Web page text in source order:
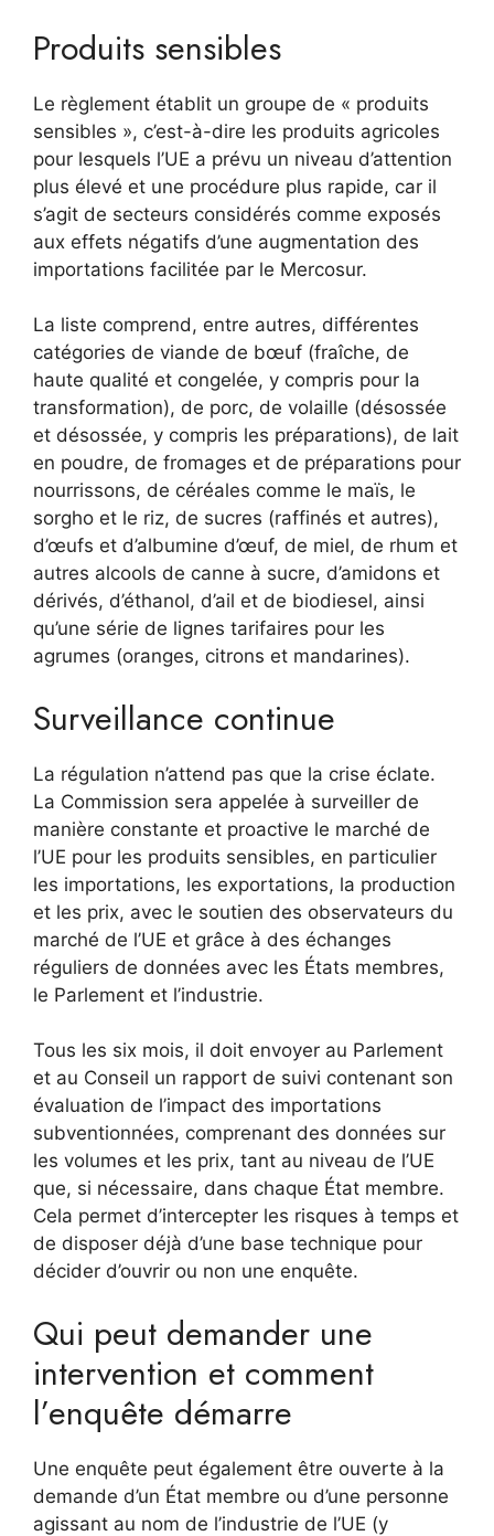
Produits sensibles
Le règlement établit un groupe de « produits
sensibles », c’est-à-dire les produits agricoles
pour lesquels l’UE a prévu un niveau d’attention
plus élevé et une procédure plus rapide, car il
s’agit de secteurs considérés comme exposés
aux effets négatifs d’une augmentation des
importations facilitée par le Mercosur.
La liste comprend, entre autres, différentes
catégories de viande de bœuf (fraîche, de
haute qualité et congelée, y compris pour la
transformation), de porc, de volaille (désossée
et désossée, y compris les préparations), de lait
en poudre, de fromages et de préparations pour
nourrissons, de céréales comme le maïs, le
sorgho et le riz, de sucres (raffinés et autres),
d’œufs et d’albumine d’œuf, de miel, de rhum et
autres alcools de canne à sucre, d’amidons et
dérivés, d’éthanol, d’ail et de biodiesel, ainsi
qu’une série de lignes tarifaires pour les
agrumes (oranges, citrons et mandarines).
Surveillance continue
La régulation n’attend pas que la crise éclate.
La Commission sera appelée à surveiller de
manière constante et proactive le marché de
l’UE pour les produits sensibles, en particulier
les importations, les exportations, la production
et les prix, avec le soutien des observateurs du
marché de l’UE et grâce à des échanges
réguliers de données avec les États membres,
le Parlement et l’industrie.
Tous les six mois, il doit envoyer au Parlement
et au Conseil un rapport de suivi contenant son
évaluation de l’impact des importations
subventionnées, comprenant des données sur
les volumes et les prix, tant au niveau de l’UE
que, si nécessaire, dans chaque État membre.
Cela permet d’intercepter les risques à temps et
de disposer déjà d’une base technique pour
décider d’ouvrir ou non une enquête.
Qui peut demander une
intervention et comment
l’enquête démarre
Une enquête peut également être ouverte à la
demande d’un État membre ou d’une personne
agissant au nom de l’industrie de l’UE (y